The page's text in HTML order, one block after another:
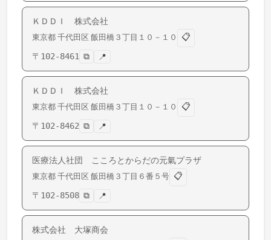
ＫＤＤＩ 株式会社
東京都 千代田区 飯田橋 ３丁目１０－１０
📋
〒 102-8461 ⧉ 📍
ＫＤＤＩ 株式会社
東京都 千代田区 飯田橋 ３丁目１０－１０
📋
〒 102-8462 ⧉ 📍
医療法人社団 こころとからだの元氣プラザ
東京都 千代田区 飯田橋 ３丁目６番５号 📋
〒 102-8508 ⧉ 📍
株式会社 大塚商会